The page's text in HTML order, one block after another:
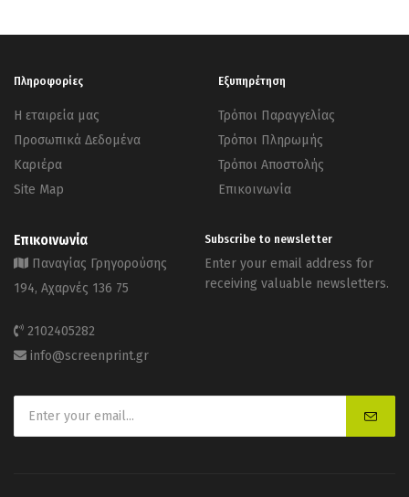
Πληροφορίες
Η εταιρεία μας
Προσωπικά Δεδομένα
Καριέρα
Site Map
Εξυπηρέτηση
Τρόποι Παραγγελίας
Τρόποι Πληρωμής
Τρόποι Αποστολής
Επικοινωνία
Επικοινωνία
Παναγίας Γρηγορούσης
194, Αχαρνές 136 75
2102405282
info@screenprint.gr
Subscribe to newsletter
Enter your email address for
receiving valuable newsletters.